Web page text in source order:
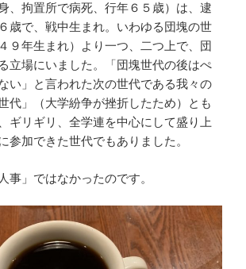
、拘置所で病死、行年６５歳）は、逮
歳で、戦中生まれ。いわゆる団塊の世
９年生まれ）より一つ、二つ上で、団
立場にいました。「団塊世代の後はぺ
い」と言われた次の世代である我々の
代」（大学紛争が挫折したため）とも
ギリギリ、全学連を中心にして盛り上
参加できた世代でもありました。
」ではなかったのです。